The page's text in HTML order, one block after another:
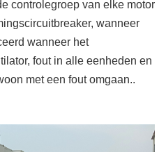
controlegroep van elke motor
wanneer
wanneer het
fout in alle eenheden en
met een fout omgaan..